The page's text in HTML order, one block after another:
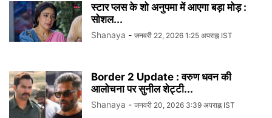
स्टार प्लस के शो अनुपमा में आएगा बड़ा मोड़ :
सोशल...
Shanaya - जनवरी 22, 2026 1:25 अपराह्न IST
Border 2 Update : वरुण धवन की
आलोचना पर सुनील शेट्टी...
Shanaya - जनवरी 20, 2026 3:39 अपराह्न IST